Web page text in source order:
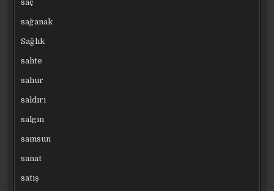
saç
sağanak
Sağlık
sahte
sahur
saldırı
salgın
samsun
sanat
satış